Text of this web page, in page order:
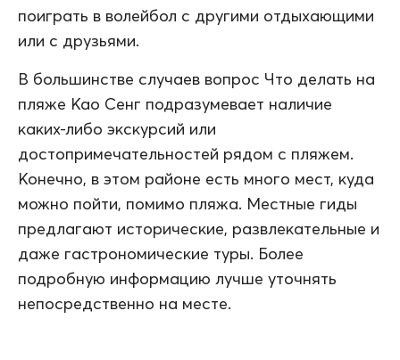
поиграть в волейбол с другими отдыхающими
или с друзьями.
В большинстве случаев вопрос Что делать на
пляже Као Сенг подразумевает наличие
каких-либо экскурсий или
достопримечательностей рядом с пляжем.
Конечно, в этом районе есть много мест, куда
можно пойти, помимо пляжа. Местные гиды
предлагают исторические, развлекательные и
даже гастрономические туры. Более
подробную информацию лучше уточнять
непосредственно на месте.